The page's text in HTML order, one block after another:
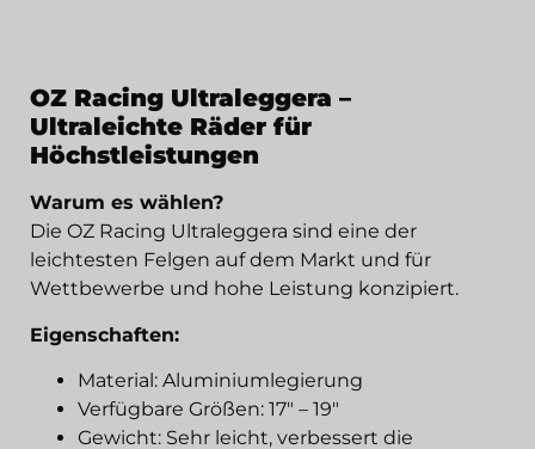
OZ Racing Ultraleggera –
Ultraleichte Räder für
Höchstleistungen
Warum es wählen?
Die OZ Racing Ultraleggera sind eine der
leichtesten Felgen auf dem Markt und für
Wettbewerbe und hohe Leistung konzipiert.
Eigenschaften:
Material: Aluminiumlegierung
Verfügbare Größen: 17" – 19"
Gewicht: Sehr leicht, verbessert die